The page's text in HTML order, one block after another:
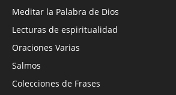
Meditar la Palabra de Dios
Lecturas de espiritualidad
Oraciones Varias
Salmos
Colecciones de Frases